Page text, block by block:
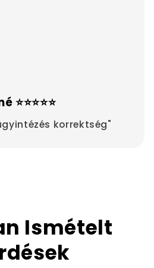
korrektség"
Ismételt